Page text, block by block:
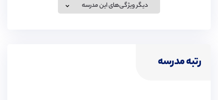
ویزای تحصیلی
برای خانواده متقاضیان فعالیت کرده و اقدامات لازم برای آن
دیگر ویژگی‌های این مدرسه
رتبه مدرسه